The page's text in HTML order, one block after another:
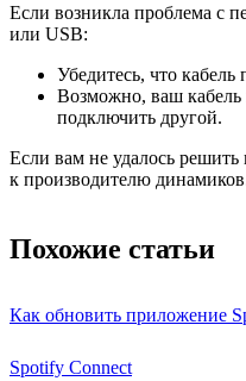
Если возникла проблема с
или USB:
Убедитесь, что кабель
Возможно, ваш кабель
подключить другой.
Если вам не удалось
к производителю
Похожие статьи
Как обновить приложение
Spotify Connect